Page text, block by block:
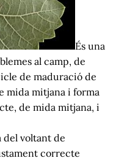
És una
al camp, de
de maduració de
mida mitjana i forma
de mida mitjana, i
voltant de
correcte